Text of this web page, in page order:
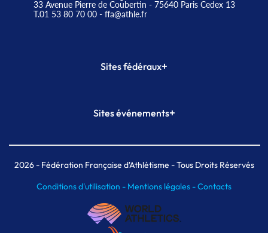
33 Avenue Pierre de Coubertin - 75640 Paris Cedex 13
T.01 53 80 70 00- ffa@athle.fr
Sites fédéraux+
Plateforme Formation
Sites événements+
Meeting de Paris indoor
MAIF Ekiden de Paris
2026- Fédération Française d'Athlétisme - Tous Droits Réservés
Conditions d'utilisation - Mentions légales -Contacts